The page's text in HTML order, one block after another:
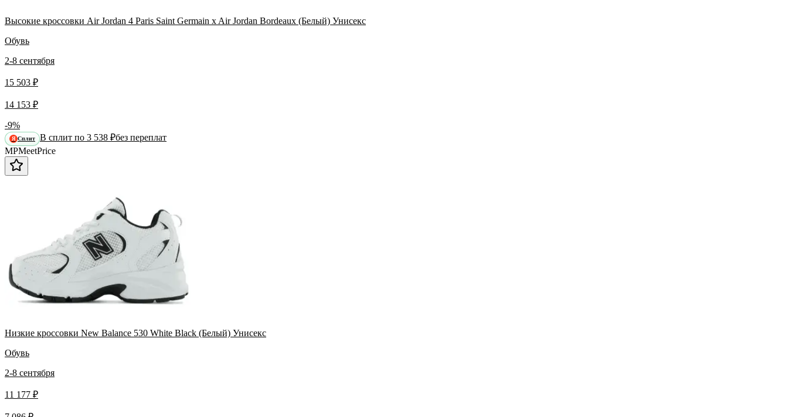
Высокие кроссовки Air Jordan 4 Paris Saint Germain x Air Jordan Bordeaux (Белый) Унисекс
Обувь
2-8 сентября
15 503 ₽
14 153 ₽
-9%
Я Сплит В сплит по 3 538 ₽без переплат
MPMeetPrice
Низкие кроссовки New Balance 530 White Black (Белый) Унисекс
Обувь
2-8 сентября
11 177 ₽